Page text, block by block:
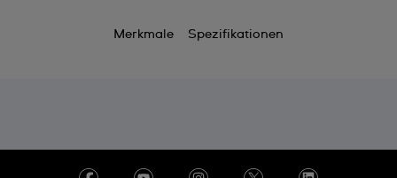
Merkmale Spezifikationen